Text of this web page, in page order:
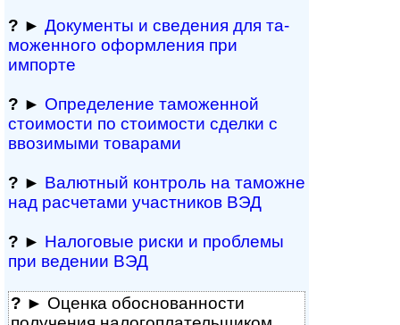
? ► Документы и све­де­ния для та­
мо­жен­но­го офор­м­ле­ния при
импорте
? ► Определение таможенной
стоимости по стоимости сделки с
ввозимыми товарами
? ► Валютный контроль на таможне
над рас­че­та­ми участников ВЭД
? ► Налоговые риски и проблемы
при ведении ВЭД
? ► Оценка обосно­ванности